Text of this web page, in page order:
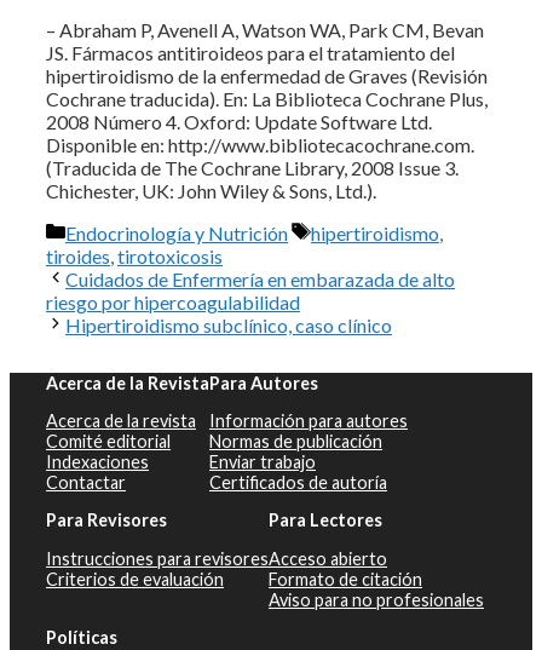
– Abraham P, Avenell A, Watson WA, Park CM, Bevan
JS. Fármacos antitiroideos para el tratamiento del
hipertiroidismo de la enfermedad de Graves (Revisión
Cochrane traducida). En: La Biblioteca Cochrane Plus,
2008 Número 4. Oxford: Update Software Ltd.
Disponible en: http://www.bibliotecacochrane.com.
(Traducida de The Cochrane Library, 2008 Issue 3.
Chichester, UK: John Wiley & Sons, Ltd.).
Categorías
Endocrinología y Nutrición Etiquetas
hipertiroidismo
tiroides tirotoxicosis
Cuidados de Enfermería en embarazada de alto
riesgo por hipercoagulabilidad
Hipertiroidismo subclínico, caso clínico
Acerca de la Revista
Acerca de la revista
Comité editorial
Indexaciones
Contactar
Para Autores
Información para autores
Normas de publicación
Enviar trabajo
Certificados de autoría
Para Revisores
Instrucciones para revisores
Criterios de evaluación
Para Lectores
Acceso abierto
Formato de citación
Aviso para no profesionales
Políticas